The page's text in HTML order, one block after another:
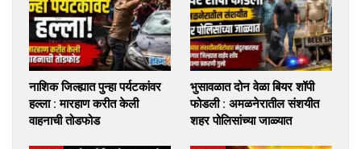
नाशिक जिल्ह्यात पुन्हा पर्यटकांवर
हल्ला : मारहाण करीत केली
वाहनाची तोडफोड
भुसावळात दोन वेळा बियर शॉपी
फोडली : अमळनेरातील संशयीत
शहर पोलिसांच्या जाळ्यात